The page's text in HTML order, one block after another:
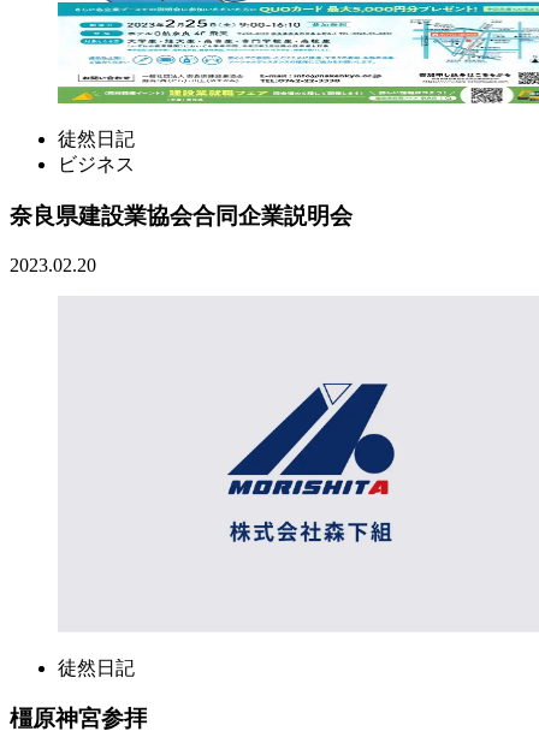
徒然日記
ビジネス
奈良県建設業協会合同企業説明会
2023.02.20
徒然日記
橿原神宮参拝